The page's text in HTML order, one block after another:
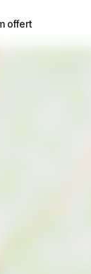
offert